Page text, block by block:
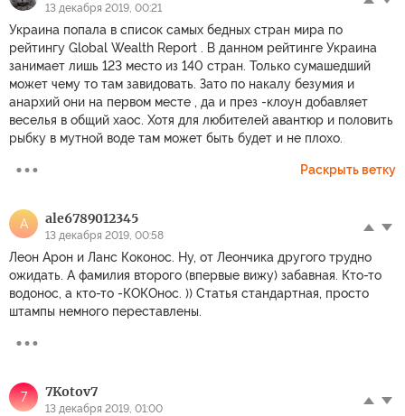
13 декабря 2019, 00:21
Украина попала в список самых бедных стран мира по
рейтингу Global Wealth Report . В данном рейтинге Украина
занимает лишь 123 место из 140 стран. Только сумашедший
может чему то там завидовать. Зато по накалу безумия и
анархий они на первом месте , да и през -клоун добавляет
веселья в общий хаос. Хотя для любителей авантюр и половить
рыбку в мутной воде там может быть будет и не плохо.
Раскрыть ветку
A ale6789012345
13 декабря 2019, 00:58
Леон Арон и Ланс Коконос. Ну, от Леончика другого трудно
ожидать. А фамилия второго (впервые вижу) забавная. Кто-то
водонос, а кто-то -КОКОнос. )) Статья стандартная, просто
штампы немного переставлены.
7 7Kotov7
13 декабря 2019, 01:00